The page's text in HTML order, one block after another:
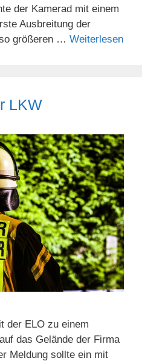
der Kamerad mit einem
Ausbreitung der
größeren … Weiterlesen
LKW
der ELO zu einem
das Gelände der Firma
Meldung sollte ein mit